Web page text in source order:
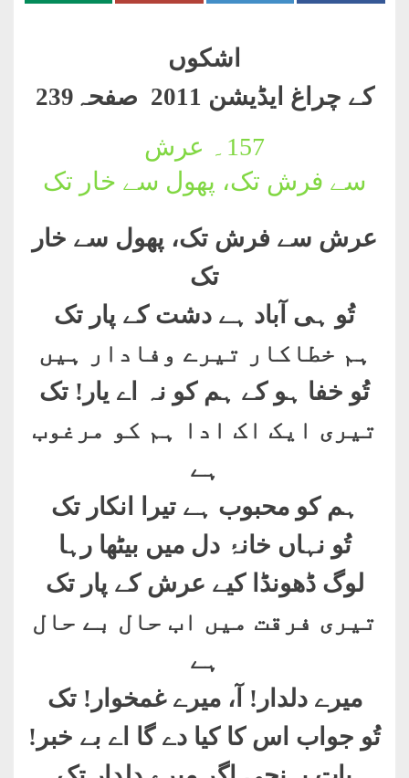
کلام
اشکوں
کے چراغ ایڈیشن 2011 صفحہ239
157۔
عرش
سے فرش تک، پھول سے خار تک
عرش سے فرش تک، پھول سے خار
تک
تُو ہی آباد ہے دشت کے پار تک
ہم خطاکار تیرے وفادار ہیں
تُو خفا ہو کے ہم کو نہ اے یار! تک
تیری ایک اک ادا ہم کو مرغوب
ہے
ہم کو محبوب ہے تیرا انکار تک
تُو نہاں خانۂ دل میں بیٹھا رہا
لوگ ڈھونڈا کیے عرش کے پار تک
تیری فرقت میں اب حال بے حال
ہے
میرے دلدار! آ، میرے غمخوار! تک
تُو جواب اس کا کیا دے گا اے بے خبر !